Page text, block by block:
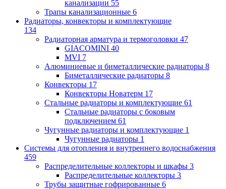
канализации 55
Трапы канализационные 6
Радиаторы, конвекторы и комплектующие
134
Радиаторная арматура и термоголовки 47
GIACOMINI 40
MVI 7
Алюминиевые и биметаллические радиаторы 8
Биметаллические радиаторы 8
Конвекторы 17
Конвекторы Новатерм 17
Стальные радиаторы и комплектующие 61
Стальные радиаторы с боковым
подключением 61
Чугунные радиаторы и комплектующие 1
Чугунные радиаторы 1
Системы для отопления и внутреннего водоснабжения
459
Распределительные коллекторы и шкафы 3
Распределительные коллекторы 3
Трубы защитные гофрированные 6